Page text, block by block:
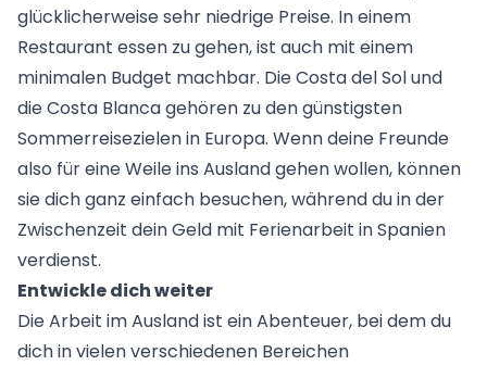
glücklicherweise sehr niedrige Preise. In einem
Restaurant essen zu gehen, ist auch mit einem
minimalen Budget machbar. Die Costa del Sol und
die Costa Blanca gehören zu den günstigsten
Sommerreisezielen in Europa. Wenn deine Freunde
also für eine Weile ins Ausland gehen wollen, können
sie dich ganz einfach besuchen, während du in der
Zwischenzeit dein Geld mit Ferienarbeit in Spanien
verdienst.
Entwickle dich weiter
Die Arbeit im Ausland ist ein Abenteuer, bei dem du
dich in vielen verschiedenen Bereichen